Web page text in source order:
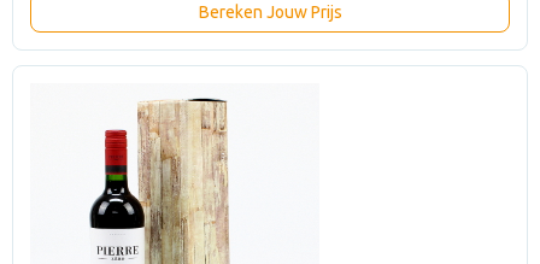
Bereken Jouw Prijs